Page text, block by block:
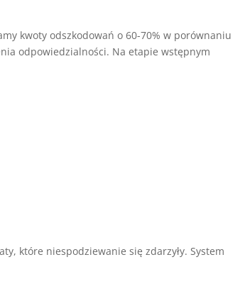
kwoty odszkodowań o 60-70% w porównaniu
odpowiedzialności. Na etapie wstępnym
które niespodziewanie się zdarzyły. System